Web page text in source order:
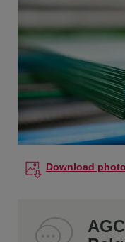
Download